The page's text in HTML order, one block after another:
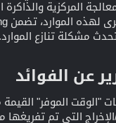
المركزية والذاكرة
مشكلة تنازع الموارد.
عن الفوائد​
"الوقت الموفر" القيمة
التي تم تفريغها